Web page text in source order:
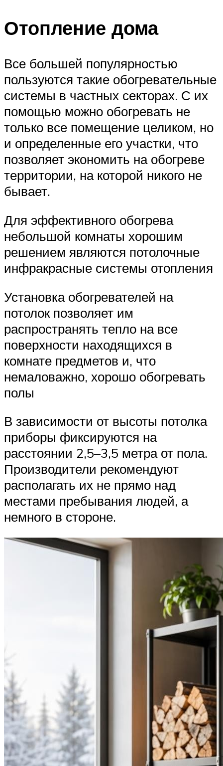
Отопление дома
Все большей популярностью
пользуются такие обогревательные
системы в частных секторах. С их
помощью можно обогревать не
только все помещение целиком, но
и определенные его участки, что
позволяет экономить на обогреве
территории, на которой никого не
бывает.
Для эффективного обогрева
небольшой комнаты хорошим
решением являются потолочные
инфракрасные системы отопления
Установка обогревателей на
потолок позволяет им
распространять тепло на все
поверхности находящихся в
комнате предметов и, что
немаловажно, хорошо обогревать
полы
В зависимости от высоты потолка
приборы фиксируются на
расстоянии 2,5–3,5 метра от пола.
Производители рекомендуют
располагать их не прямо над
местами пребывания людей, а
немного в стороне.